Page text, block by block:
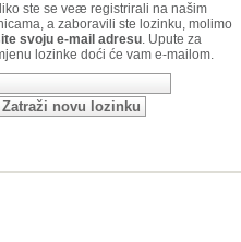
ste se veæ registrirali na našim
a zaboravili ste lozinku, molimo
svoju e-mail adresu. Upute za
lozinke doći će vam e-mailom.